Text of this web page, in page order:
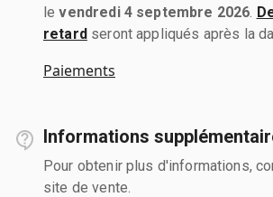
levendredi 4 septembre 2026
retardseront appliqués après la
Paiements
Informations
Pour obtenir plus d'informations,
site de vente.